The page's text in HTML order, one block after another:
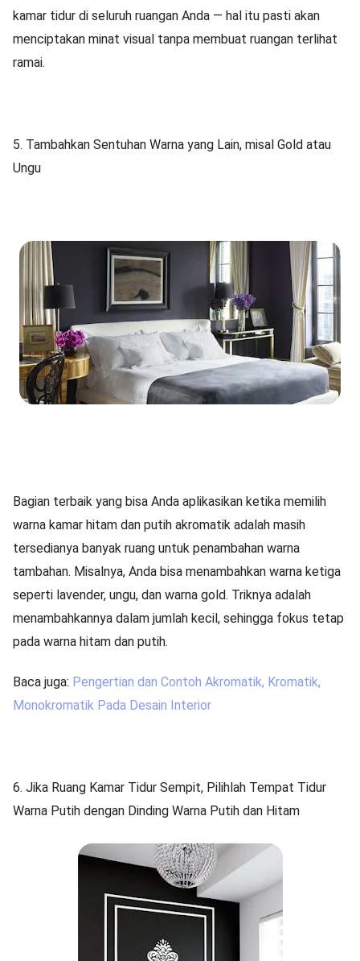
kamar tidur di seluruh ruangan Anda — hal itu pasti akan
menciptakan minat visual tanpa membuat ruangan terlihat
ramai.
5. Tambahkan Sentuhan Warna yang Lain, misal Gold atau
Ungu
Bagian terbaik yang bisa Anda aplikasikan ketika memilih
warna kamar hitam dan putih akromatik adalah masih
tersedianya banyak ruang untuk penambahan warna
tambahan. Misalnya, Anda bisa menambahkan warna ketiga
seperti lavender, ungu, dan warna gold. Triknya adalah
menambahkannya dalam jumlah kecil, sehingga fokus tetap
pada warna hitam dan putih.
Baca juga: Pengertian dan Contoh Akromatik, Kromatik,
Monokromatik Pada Desain Interior
6. Jika Ruang Kamar Tidur Sempit, Pilihlah Tempat Tidur
Warna Putih dengan Dinding Warna Putih dan Hitam